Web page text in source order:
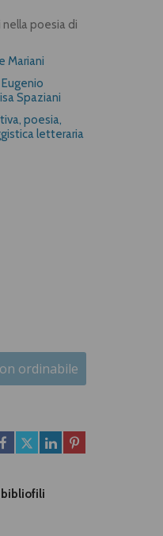
nella poesia di
Mariani
Eugenio
Spaziani
poesia,
letteraria
ordinabile
bibliofili